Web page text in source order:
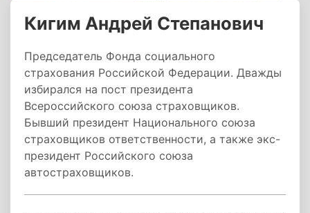
Кигим Андрей Степанович
Председатель Фонда социального
страхования Российской Федерации. Дважды
избирался на пост президента
Всероссийского союза страховщиков.
Бывший президент Национального союза
страховщиков ответственности, а также экс-
президент Российского союза
автостраховщиков.